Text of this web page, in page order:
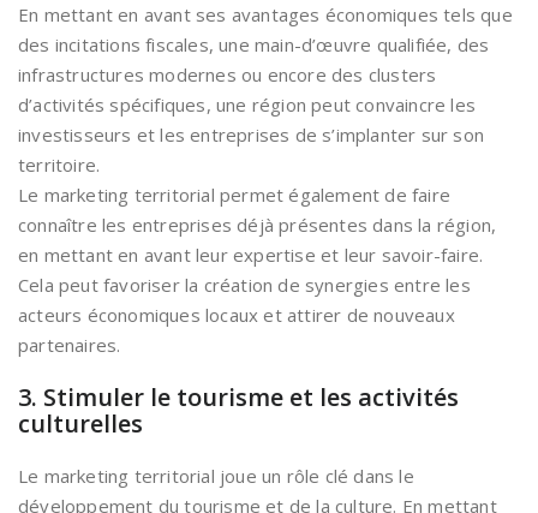
En mettant en avant ses avantages économiques tels que
des incitations fiscales, une main-d’œuvre qualifiée, des
infrastructures modernes ou encore des clusters
d’activités spécifiques, une région peut convaincre les
investisseurs et les entreprises de s’implanter sur son
territoire.
Le marketing territorial permet également de faire
connaître les entreprises déjà présentes dans la région,
en mettant en avant leur expertise et leur savoir-faire.
Cela peut favoriser la création de synergies entre les
acteurs économiques locaux et attirer de nouveaux
partenaires.
3. Stimuler le tourisme et les activités
culturelles
Le marketing territorial joue un rôle clé dans le
développement du tourisme et de la culture. En mettant